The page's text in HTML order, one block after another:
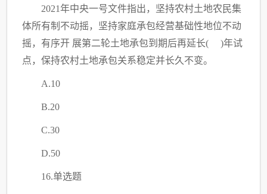
2021年中央一号文件指出，坚持农村土地农民集
体所有制不动摇，坚持家庭承包经营基础性地位不动
摇，有序开 展第二轮土地承包到期后再延长( )年试
点，保持农村土地承包关系稳定并长久不变。
A.10
B.20
C.30
D.50
16.单选题